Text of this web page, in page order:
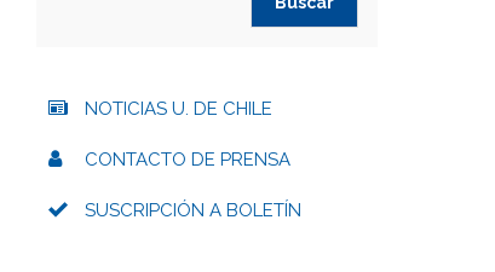
NOTICIAS U. DE CHILE
CONTACTO DE PRENSA
SUSCRIPCIÓN A BOLETÍN